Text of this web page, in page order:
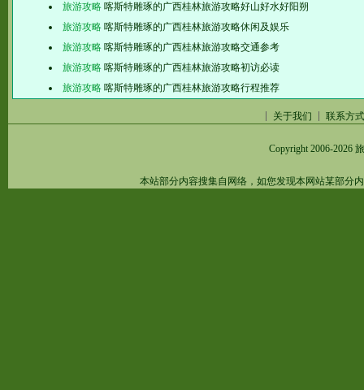
旅游攻略 喀斯特雕琢的广西桂林旅游攻略好山好水好阳朔
旅游攻略 喀斯特雕琢的广西桂林旅游攻略休闲及娱乐
旅游攻略 喀斯特雕琢的广西桂林旅游攻略交通参考
旅游攻略 喀斯特雕琢的广西桂林旅游攻略初访必读
旅游攻略 喀斯特雕琢的广西桂林旅游攻略行程推荐
关于我们 联系方式
Copyright 2006-2026
本站部分内容搜集自网络，如您发现本网站某部分